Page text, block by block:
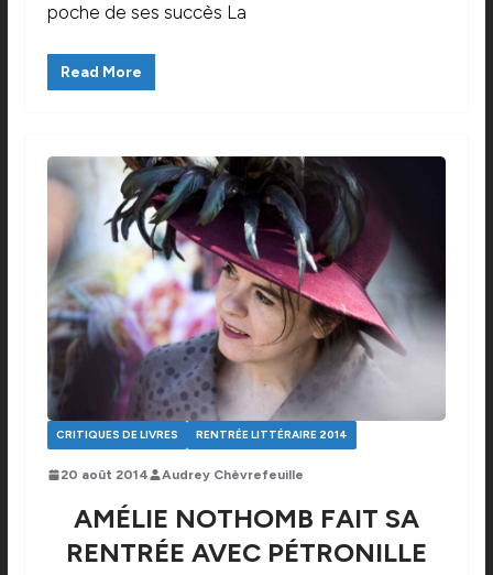
poche de ses succès La
Read More
CRITIQUES DE LIVRES RENTRÉE LITTÉRAIRE 2014
20 août 2014 Audrey Chèvrefeuille
AMÉLIE NOTHOMB FAIT SA
RENTRÉE AVEC PÉTRONILLE